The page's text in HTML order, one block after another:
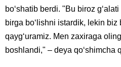
boʻshatib berdi. "Bu biroz
birga boʻlishni istardik, lekin biz
qaygʻuramiz. Men zaxiraga
boshlandi," – deya qoʻshimcha